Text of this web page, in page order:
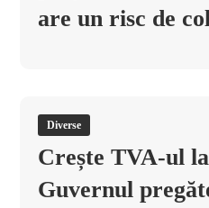
are un risc de
Diverse
Crește TVA-ul
Guvernul